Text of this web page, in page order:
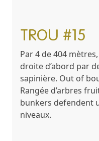
TROU #15
Par 4 de 404
droite d’abord par
sapinière. Out of
Rangée d’arbres
bunkers defendent
niveaux.